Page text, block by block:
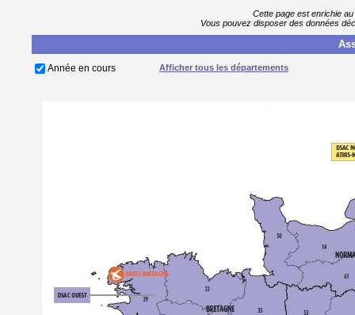
Cette page est enrichie
Vous pouvez disposer des données
Année en cours Afficher tous les départements